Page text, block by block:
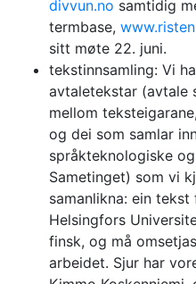
divvun.no samtidig
termbase,
sitt møte 22. juni.
tekstinnsamling: Vi
avtaletekstar (avtale
mellom
og dei som samlar
språkteknologiske
Sametinget) som vi
samanlikna: ein
Helsingfors
finsk, og må
arbeidet. Sjur har